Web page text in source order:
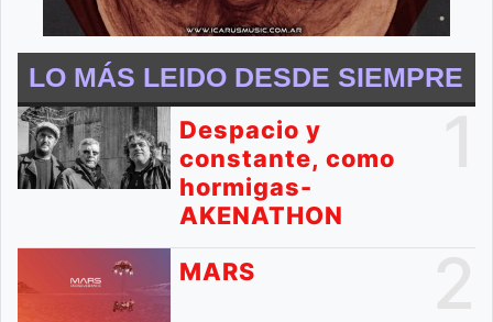
LO MÁS LEIDO DESDE SIEMPRE
Despacio y
constante, como
hormigas-
AKENATHON
MARS